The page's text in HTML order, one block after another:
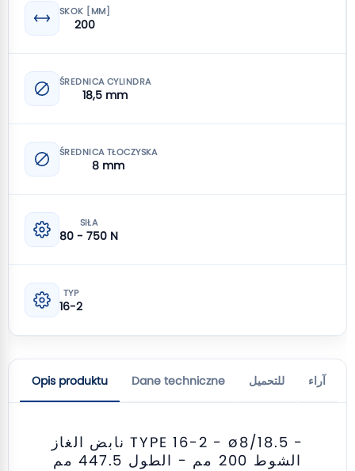
SKOK [MM]
200
ŚREDNICA CYLINDRA
18,5 mm
ŚREDNICA TŁOCZYSKA
8 mm
SIŁA
80 - 750 N
TYP
16-2
Opis produktu Dane techniczne للتحميل آراء
نابض الغاز TYPE 16-2 - ø8/18.5 -
الشوط 200 مم - الطول 447.5 مم